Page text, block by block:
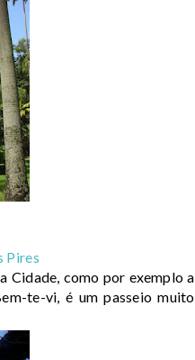
Pires
Cidade, como por exemplo a
te-vi, é um passeio muito